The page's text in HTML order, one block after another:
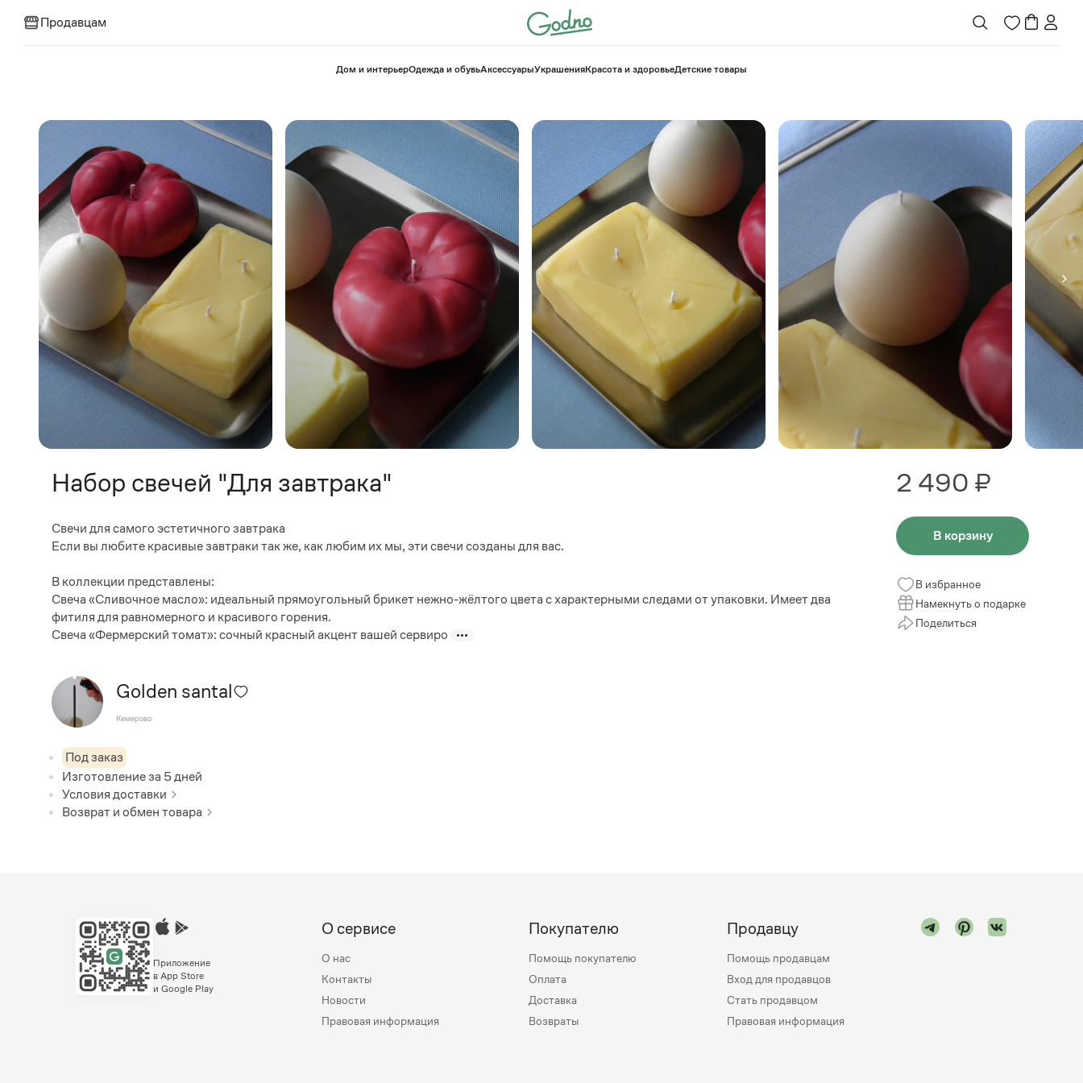
Продавцам
⁠Дом и интерьерОдежда и обувьАксессуарыУкрашенияКрасота и здоровье⁠Детские товары
Набор свечей "Для завтрака"
Свечи для самого эстетичного завтрака
Если вы любите красивые завтраки так же, как любим их мы, эти свечи созданы для вас.
В коллекции представлены:
Свеча «Сливочное масло»: идеальный прямоугольный брикет нежно-жёлтого цвета с характерными следами от упаковки. Имеет два
фитиля для равномерного и красивого горения.
Свеча «Фермерский томат»: сочный красный акцент вашей сервиро
Golden santal
Кемерово
Под заказ
Изготовление за 5дней
Условия доставки
Возврат и обмен товара
2 490 ₽
В корзину
В избранное
Намекнуть о подарке
Поделиться
Приложение
в App Store
и Google Play
О сервисе
О нас
Контакты
Новости
Правовая информация
Покупателю
Помощь покупателю
Оплата
Доставка
Возвраты
Продавцу
Помощь продавцам
Вход для продавцов
Стать продавцом
Правовая информация